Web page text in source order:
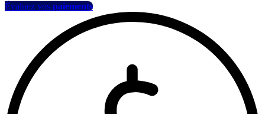
Évaluez vos paiements